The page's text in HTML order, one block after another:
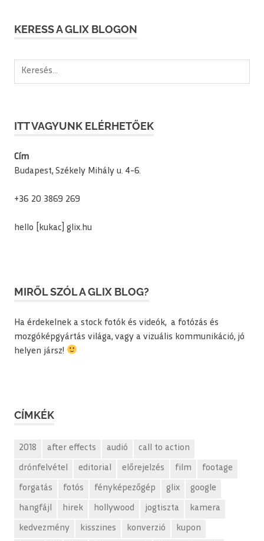
KERESS A GLIX BLOGON
Keresés:
ITT VAGYUNK ELÉRHETŐEK
Cím
Budapest, Székely Mihály u. 4-6.
+36 20 3869 269
hello [kukac] glix.hu
MIRŐL SZÓL A GLIX BLOG?
Ha érdekelnek a stock fotók és videók, a fotózás és
mozgóképgyártás világa, vagy a vizuális kommunikáció, jó
helyen jársz!
CÍMKÉK
2018 after effects audió call to action
drónfelvétel editorial előrejelzés film footage
forgatás fotós fényképezőgép glix google
hangfájl hirek hollywood jogtiszta kamera
kedvezmény kisszines konverzió kupon